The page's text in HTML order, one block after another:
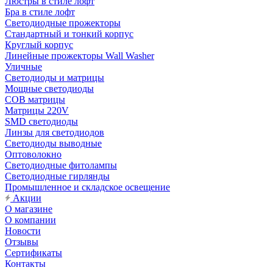
Бра в стиле лофт
Светодиодные прожекторы
Стандартный и тонкий корпус
Круглый корпус
Линейные прожекторы Wall Washer
Уличные
Светодиоды и матрицы
Мощные светодиоды
COB матрицы
Матрицы 220V
SMD светодиоды
Линзы для светодиодов
Светодиоды выводные
Оптоволокно
Светодиодные фитолампы
Светодиодные гирлянды
Промышленное и складское освещение
Акции
О магазине
О компании
Новости
Отзывы
Сертификаты
Контакты